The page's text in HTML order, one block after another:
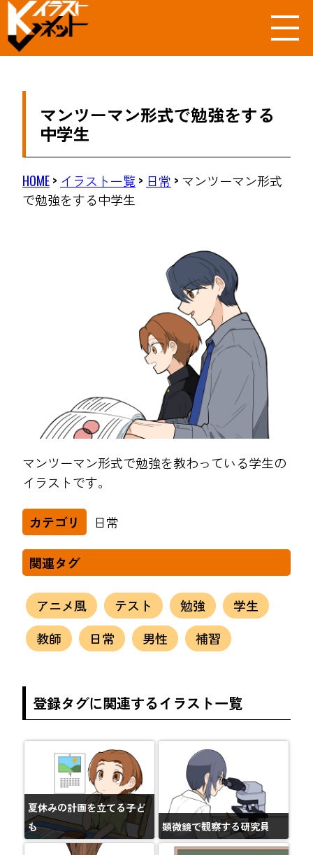
マンツーマン形式で勉強をする
中学生
HOME> イラスト一覧> 日常 > マンツーマン形式
で勉強をする中学生
マンツーマン形式で勉強を教わっている学生の
イラストです。
カテゴリ 日常
関連タグ
アニメ風 テスト 勉強
学生
教師
日常 男性 補習
登録タグに関連するイラスト一覧
夏休みの計画を立てる子ど
も
顕微鏡で観察する研究員